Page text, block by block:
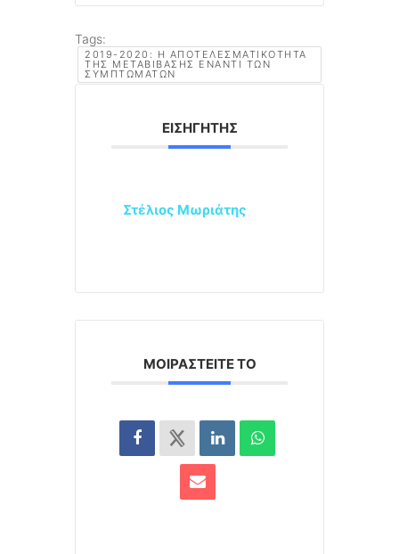
Tags:
2019-2020: Η ΑΠΟΤΕΛΕΣΜΑΤΙΚΌΤΗΤΑ
ΤΗΣ ΜΕΤΑΒΊΒΑΣΗΣ ΈΝΑΝΤΙ ΤΩΝ
ΣΥΜΠΤΩΜΆΤΩΝ
ΕΙΣΗΓΗΤΉΣ
Στέλιος Μωριάτης
ΜΟΙΡΑΣΤΕΊΤΕ ΤΟ